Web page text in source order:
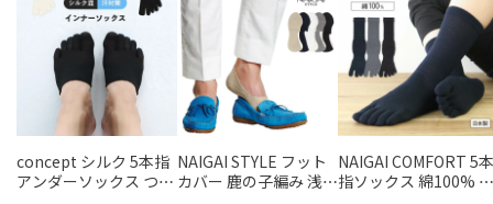
concept シルク 5本指
アンダーソックス つま
NAIGAI STYLE フット
カバー 鹿の子編み 浅履
NAIGAI COMFORT 5本
指ソックス 綿100% カ